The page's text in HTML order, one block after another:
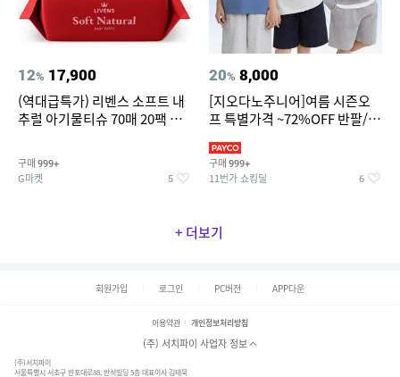
12% 17,900
(역대급특가) 리벤스 소프트 내
추럴 아기물티슈 70매 20팩 캡
구매 999+
G마켓 5
20% 8,000
[지오다노주니어]여름 시즌오
프 특별가격 ~72%OFF 반팔/반
구매 999+
11번가 쇼킹딜 6
+ 더보기
회원가입 로그인 PC버전 APP다운
이용약관 개인정보처리방침
(주) 서치파이 사업자 정보
(주)서치파이
서울특별시 서초구 반포대로88, 반석빌딩 5층 대표이사 김태묵